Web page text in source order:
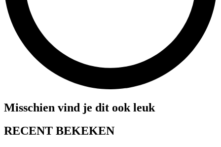
Misschien vind je dit ook leuk
RECENT BEKEKEN